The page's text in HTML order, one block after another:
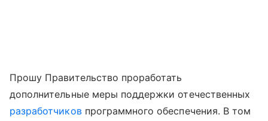
Прошу Правительство проработать
дополнительные меры поддержки отечественных
разработчиковпрограммного обеспечения. В том